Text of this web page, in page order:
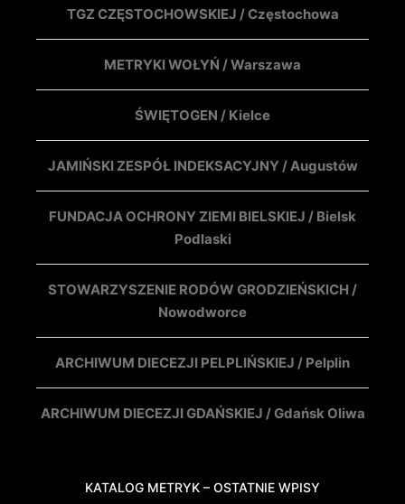
TGZ CZĘSTOCHOWSKIEJ / Częstochowa
METRYKI WOŁYŃ / Warszawa
ŚWIĘTOGEN / Kielce
JAMIŃSKI ZESPÓŁ INDEKSACYJNY / Augustów
FUNDACJA OCHRONY ZIEMI BIELSKIEJ / Bielsk
Podlaski
STOWARZYSZENIE RODÓW GRODZIEŃSKICH /
Nowodworce
ARCHIWUM DIECEZJI PELPLIŃSKIEJ / Pelplin
ARCHIWUM DIECEZJI GDAŃSKIEJ / Gdańsk Oliwa
KATALOG METRYK – OSTATNIE WPISY